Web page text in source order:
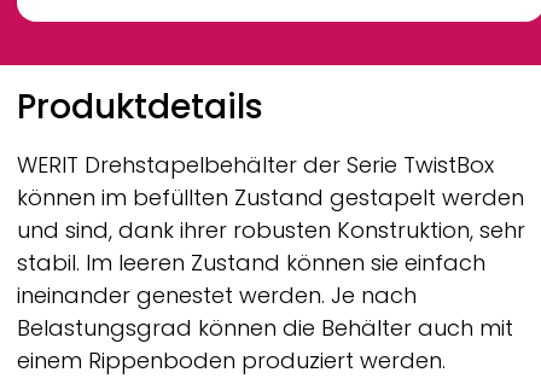
Breadcrumb
Produktdetails
WERIT Drehstapelbehälter der Serie TwistBox
können im befüllten Zustand gestapelt werden
und sind, dank ihrer robusten Konstruktion, sehr
stabil. Im leeren Zustand können sie einfach
ineinander genestet werden. Je nach
Belastungsgrad können die Behälter auch mit
einem Rippenboden produziert werden.